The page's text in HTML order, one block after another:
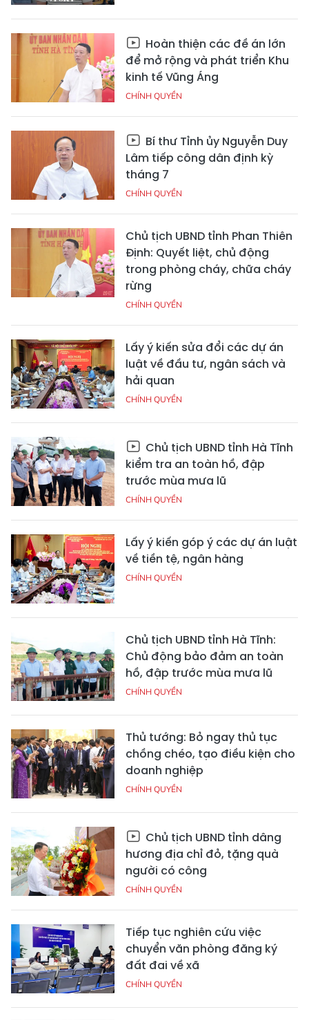
Hoàn thiện các đề án lớn
để mở rộng và phát triển Khu
kinh tế Vũng Áng
CHÍNH QUYỀN
Bí thư Tỉnh ủy Nguyễn Duy
Lâm tiếp công dân định kỳ
tháng 7
CHÍNH QUYỀN
Chủ tịch UBND tỉnh Phan Thiên
Định: Quyết liệt, chủ động
trong phòng cháy, chữa cháy
rừng
CHÍNH QUYỀN
Lấy ý kiến sửa đổi các dự án
luật về đầu tư, ngân sách và
hải quan
CHÍNH QUYỀN
Chủ tịch UBND tỉnh Hà Tĩnh
kiểm tra an toàn hồ, đập
trước mùa mưa lũ
CHÍNH QUYỀN
Lấy ý kiến góp ý các dự án luật
về tiền tệ, ngân hàng
CHÍNH QUYỀN
Chủ tịch UBND tỉnh Hà Tĩnh:
Chủ động bảo đảm an toàn
hồ, đập trước mùa mưa lũ
CHÍNH QUYỀN
Thủ tướng: Bỏ ngay thủ tục
chồng chéo, tạo điều kiện cho
doanh nghiệp
CHÍNH QUYỀN
Chủ tịch UBND tỉnh dâng
hương địa chỉ đỏ, tặng quà
người có công
CHÍNH QUYỀN
Tiếp tục nghiên cứu việc
chuyển văn phòng đăng ký
đất đai về xã
CHÍNH QUYỀN